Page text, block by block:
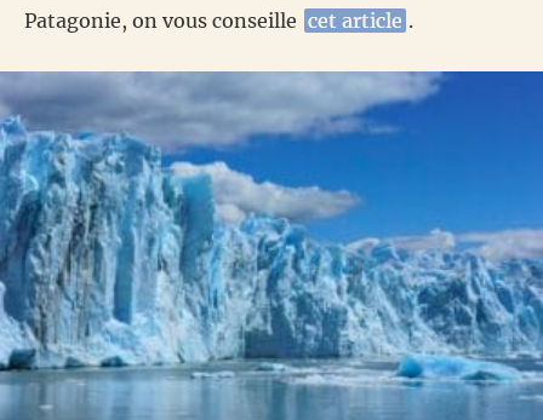
Patagonie, on vous conseille cet article .